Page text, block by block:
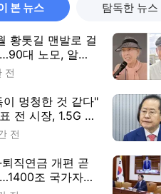
본 뉴스 탐독한 뉴스
황톳길 맨발로 걸
대 노모, 알츠
이겨냈다 [박동
전
이 멍청한 것 같다"
전 시장, 1.5G 차
삼성 뼈 때린 '작
전
퇴직연금 개편 곧
조 국가자산
용